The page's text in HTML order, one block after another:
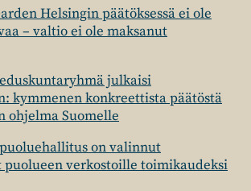
Helsingin päätöksessä ei ole
– valtio ei ole maksanut
julkaisi
kymmenen konkreettista päätöstä
ohjelma Suomelle
on valinnut
verkostoille toimikaudeksi